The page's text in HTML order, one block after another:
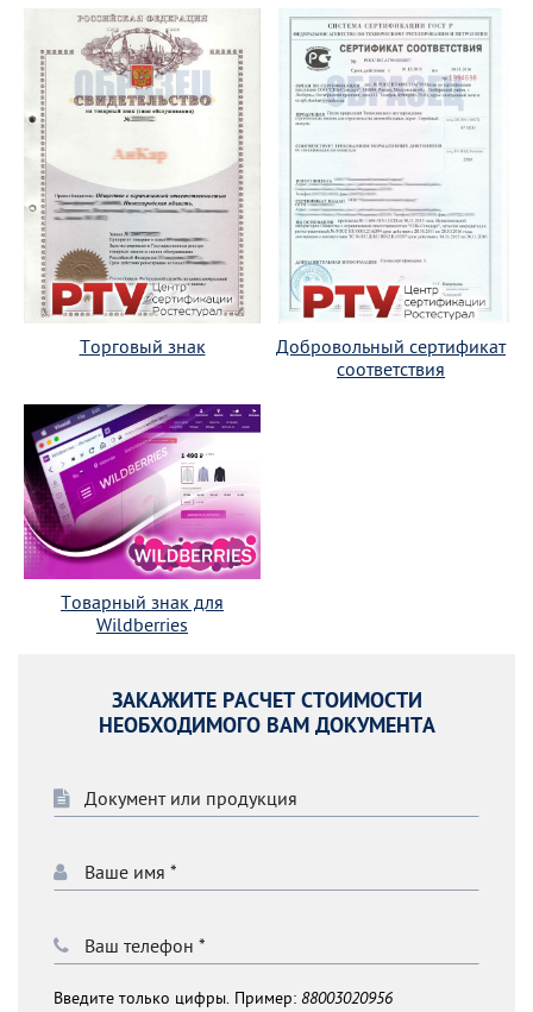
Торговый знак
Добровольный сертификат
соответствия
Товарный знак для
Wildberries
ЗАКАЖИТЕ РАСЧЕТ СТОИМОСТИ
НЕОБХОДИМОГО ВАМ ДОКУМЕНТА
Введите только цифры. Пример: 88003020956